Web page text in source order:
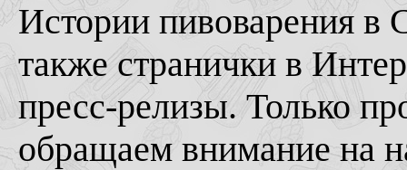
Истории пивоварения в
также странички в
пресс-релизы. Только
обращаем внимание на